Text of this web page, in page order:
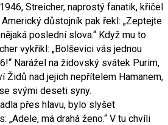
Streicher, naprostý fanatik, křičel
důstojník pak řekl: „Zeptejte
poslední slova.“ Když mu to
vykřikl: „Bolševici vás jednou
Narážel na židovský svátek Purim,
Židů nad jejich nepřítelem Hamanem,
svými deseti syny.
přes hlavu, bylo slyšet
„Adele, má drahá ženo.“ V tu chvíli